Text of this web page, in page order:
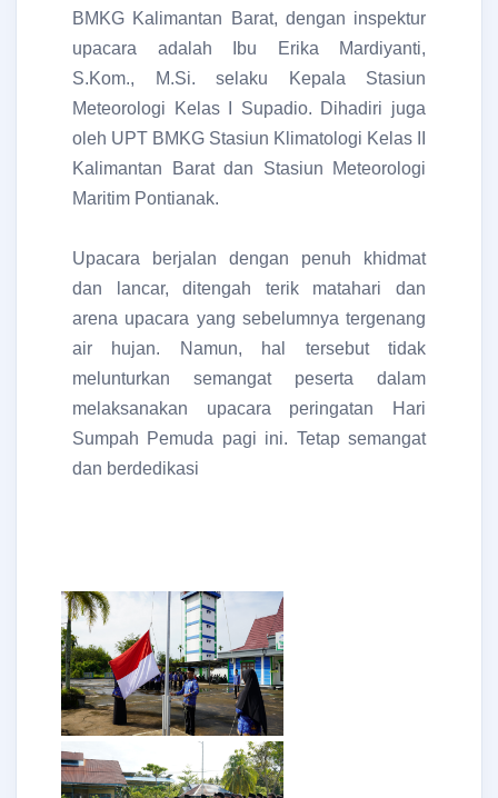
BMKG Kalimantan Barat, dengan inspektur
upacara adalah Ibu Erika Mardiyanti,
S.Kom., M.Si. selaku Kepala Stasiun
Meteorologi Kelas I Supadio. Dihadiri juga
oleh UPT BMKG Stasiun Klimatologi Kelas II
Kalimantan Barat dan Stasiun Meteorologi
Maritim Pontianak.
Upacara berjalan dengan penuh khidmat
dan lancar, ditengah terik matahari dan
arena upacara yang sebelumnya tergenang
air hujan. Namun, hal tersebut tidak
melunturkan semangat peserta dalam
melaksanakan upacara peringatan Hari
Sumpah Pemuda pagi ini. Tetap semangat
dan berdedikasi